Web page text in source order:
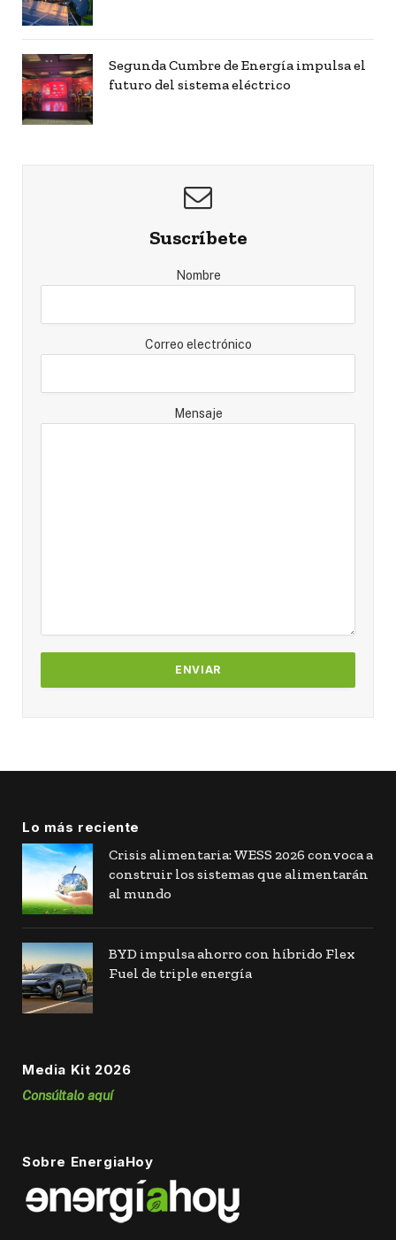
Segunda Cumbre de Energía impulsa el
futuro del sistema eléctrico
Suscríbete
Nombre
Correo electrónico
Mensaje
Lo más reciente
Crisis alimentaria: WESS 2026 convoca a
construir los sistemas que alimentarán
al mundo
BYD impulsa ahorro con híbrido Flex
Fuel de triple energía
Media Kit 2026
Consúltalo aquí
Sobre EnergiaHoy